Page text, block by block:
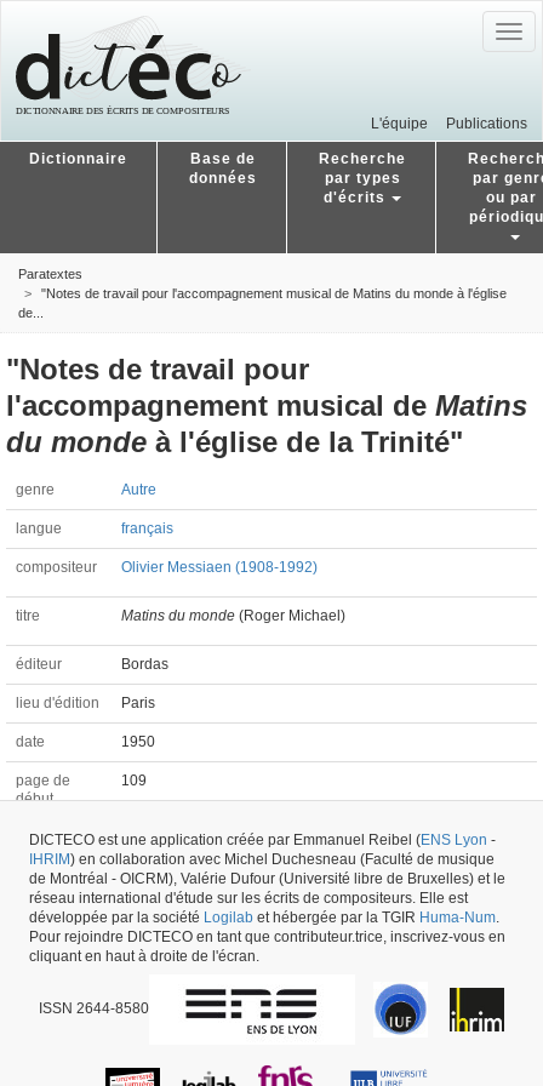
L'équipe Publications
Dictionnaire
Base de
données
Recherche
par types
d'écrits
par
ou par
Paratextes
"Notes de travail pour l'accompagnement musical de Matins du monde à l'église
de...
"Notes de travail pour
l'accompagnement musical de Matins
du monde à l'église de la Trinité"
genre Autre
langue français
compositeur Olivier Messiaen (1908-1992)
titre Matins du monde (Roger Michael)
éditeur Bordas
lieu d'édition Paris
date 1950
page de
début
109
page de fin 112
Paratexte #38861 -dernière mise à jour 14/04/2023,créé le 01/03/2019
Alexandre Robert
DICTECO est une application créée par Emmanuel Reibel (ENS Lyon -
IHRIM) en collaboration avec Michel Duchesneau (Faculté de musique
de Montréal - OICRM), Valérie Dufour (Université libre de Bruxelles) et le
réseau international d'étude sur les écrits de compositeurs. Elle est
développée par la société Logilab et hébergée par la TGIR Huma-Num
Pour rejoindre DICTECO en tant que contributeur.trice, inscrivez-vous en
cliquant en haut à droite de l'écran.
ISSN 2644-8580